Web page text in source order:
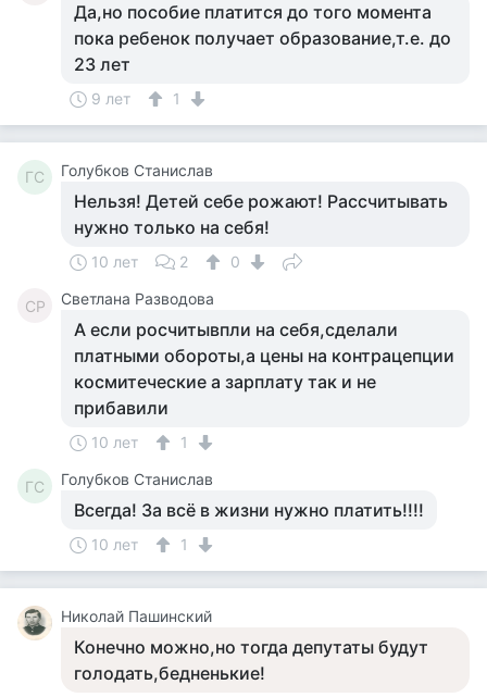
Да,но пособие платится до того момента
пока ребенок получает образование,т.е. до
23 лет
9 лет 1
ГС Голубков Станислав
Нельзя! Детей себе рожают! Рассчитывать
нужно только на себя!
10 лет 2 0
СР Светлана Разводова
А если росчитывпли на себя,сделали
платными обороты,а цены на контрацепции
космитеческие а зарплату так и не
прибавили
10 лет 1
ГС Голубков Станислав
Всегда! За всё в жизни нужно платить!!!!
10 лет 1
Николай Пашинский
Конечно можно,но тогда депутаты будут
голодать,бедненькие!